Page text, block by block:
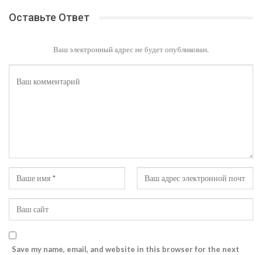
Оставьте Ответ
Ваш электронный адрес не будет опубликован.
Save my name, email, and website in this browser for the next